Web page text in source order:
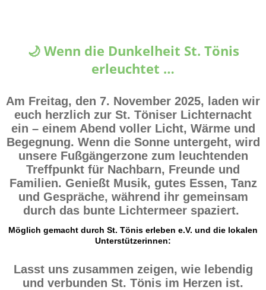
🌙 Wenn die Dunkelheit St. Tönis
erleuchtet …
Am Freitag, den 7. November 2025, laden wir
euch herzlich zur St. Töniser Lichternacht
ein – einem Abend voller Licht, Wärme und
Begegnung. Wenn die Sonne untergeht, wird
unsere Fußgängerzone zum leuchtenden
Treffpunkt für Nachbarn, Freunde und
Familien. Genießt Musik, gutes Essen, Tanz
und Gespräche, während ihr gemeinsam
durch das bunte Lichtermeer spaziert.
Möglich gemacht durch St. Tönis erleben e.V. und die lokalen
Unterstützerinnen:
Lasst uns zusammen zeigen, wie lebendig
und verbunden St. Tönis im Herzen ist.